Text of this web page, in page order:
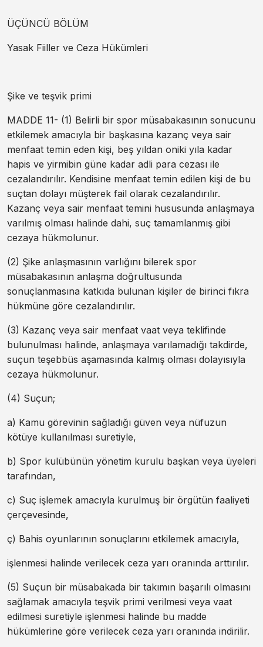
ÜÇÜNCÜ BÖLÜM
Yasak Fiiller ve Ceza Hükümleri
Şike ve teşvik primi
MADDE 11- (1) Belirli bir spor müsabakasının sonucunu
etkilemek amacıyla bir başkasına kazanç veya sair
menfaat temin eden kişi, beş yıldan oniki yıla kadar
hapis ve yirmibin güne kadar adli para cezası ile
cezalandırılır. Kendisine menfaat temin edilen kişi de bu
suçtan dolayı müşterek fail olarak cezalandırılır.
Kazanç veya sair menfaat temini hususunda anlaşmaya
varılmış olması halinde dahi, suç tamamlanmış gibi
cezaya hükmolunur.
(2) Şike anlaşmasının varlığını bilerek spor
müsabakasının anlaşma doğrultusunda
sonuçlanmasına katkıda bulunan kişiler de birinci fıkra
hükmüne göre cezalandırılır.
(3) Kazanç veya sair menfaat vaat veya teklifinde
bulunulması halinde, anlaşmaya varılamadığı takdirde,
suçun teşebbüs aşamasında kalmış olması dolayısıyla
cezaya hükmolunur.
(4) Suçun;
a) Kamu görevinin sağladığı güven veya nüfuzun
kötüye kullanılması suretiyle,
b) Spor kulübünün yönetim kurulu başkan veya üyeleri
tarafından,
c) Suç işlemek amacıyla kurulmuş bir örgütün faaliyeti
çerçevesinde,
ç) Bahis oyunlarının sonuçlarını etkilemek amacıyla,
işlenmesi halinde verilecek ceza yarı oranında arttırılır.
(5) Suçun bir müsabakada bir takımın başarılı olmasını
sağlamak amacıyla teşvik primi verilmesi veya vaat
edilmesi suretiyle işlenmesi halinde bu madde
hükümlerine göre verilecek ceza yarı oranında indirilir.